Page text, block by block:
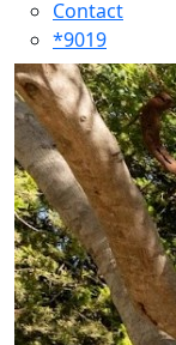
Contact
*9019